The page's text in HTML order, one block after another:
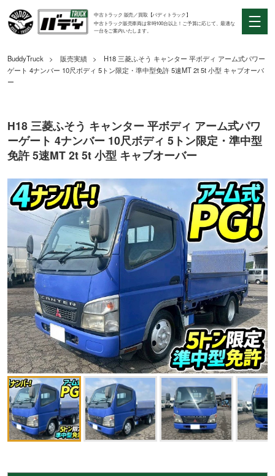
中古トラック 販売／買取【バディトラック】
中古トラック販売車両は常時100台以上！ご予算に応じて、最適な
一台をご案内いたします。
BuddyTruck 販売実績
H18 三菱ふそう キャンター 平ボディ アーム式パワー
ゲート 4ナンバー 10尺ボディ 5トン限定・準中型免許 5速MT 2t 5t 小型 キャブオーバ
ー
H18 三菱ふそう キャンター 平ボディ アーム式パワ
ーゲート 4ナンバー 10尺ボディ 5トン限定・準中型
免許 5速MT 2t 5t 小型 キャブオーバー